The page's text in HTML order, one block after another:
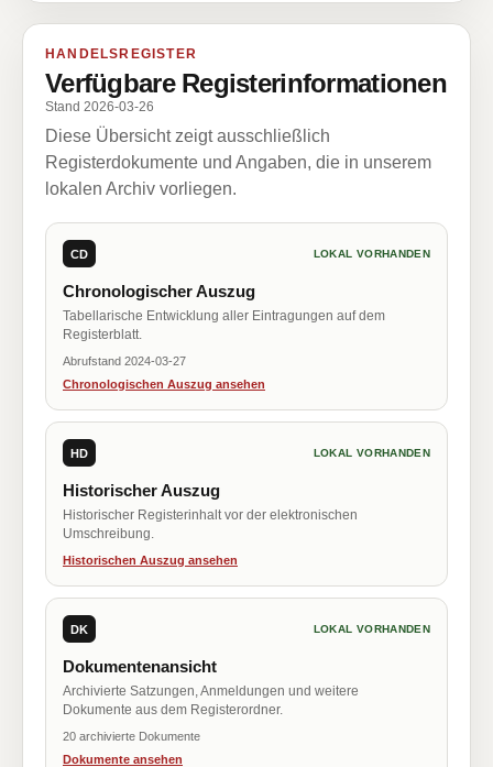
HANDELSREGISTER
Verfügbare Registerinformationen
Stand 2026-03-26
Diese Übersicht zeigt ausschließlich
Registerdokumente und Angaben, die in unserem
lokalen Archiv vorliegen.
CD LOKAL VORHANDEN
Chronologischer Auszug
Tabellarische Entwicklung aller Eintragungen auf dem
Registerblatt.
Abrufstand 2024-03-27
Chronologischen Auszug ansehen
HD LOKAL VORHANDEN
Historischer Auszug
Historischer Registerinhalt vor der elektronischen
Umschreibung.
Historischen Auszug ansehen
DK LOKAL VORHANDEN
Dokumentenansicht
Archivierte Satzungen, Anmeldungen und weitere
Dokumente aus dem Registerordner.
20 archivierte Dokumente
Dokumente ansehen